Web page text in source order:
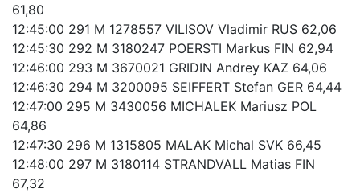
61,80
12:45:00 291 M 1278557 VILISOV Vladimir RUS 62,06
12:45:30 292 M 3180247 POERSTI Markus FIN 62,94
12:46:00 293 M 3670021 GRIDIN Andrey KAZ 64,06
12:46:30 294 M 3200095 SEIFFERT Stefan GER 64,44
12:47:00 295 M 3430056 MICHALEK Mariusz POL
64,86
12:47:30 296 M 1315805 MALAK Michal SVK 66,45
12:48:00 297 M 3180114 STRANDVALL Matias FIN
67,32